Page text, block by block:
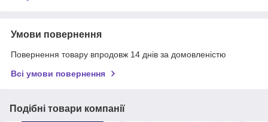
Умови повернення
Повернення товару впродовж 14 днів за домовленістю
Всі умови повернення
Подібні товари компанії